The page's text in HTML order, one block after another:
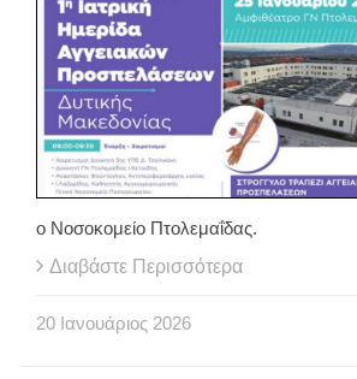
ο Νοσοκομείο Πτολεμαΐδας.
Διαβάστε Περισσότερα
20 Ιανουάριος 2026